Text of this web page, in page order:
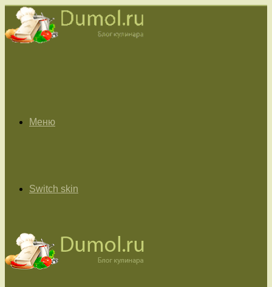
Меню
Switch skin